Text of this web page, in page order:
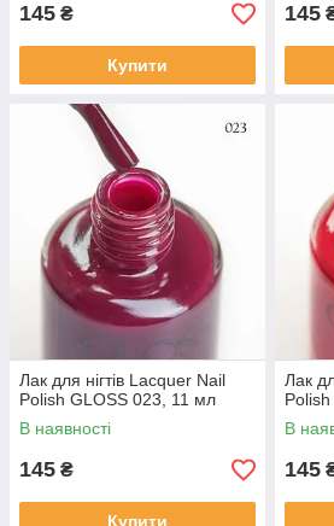
145 ₴
Купити
145
Лак для нігтів Lacquer Nail
Polish GLOSS 023, 11 мл
В наявності
145 ₴
Купити
Лак
В
145